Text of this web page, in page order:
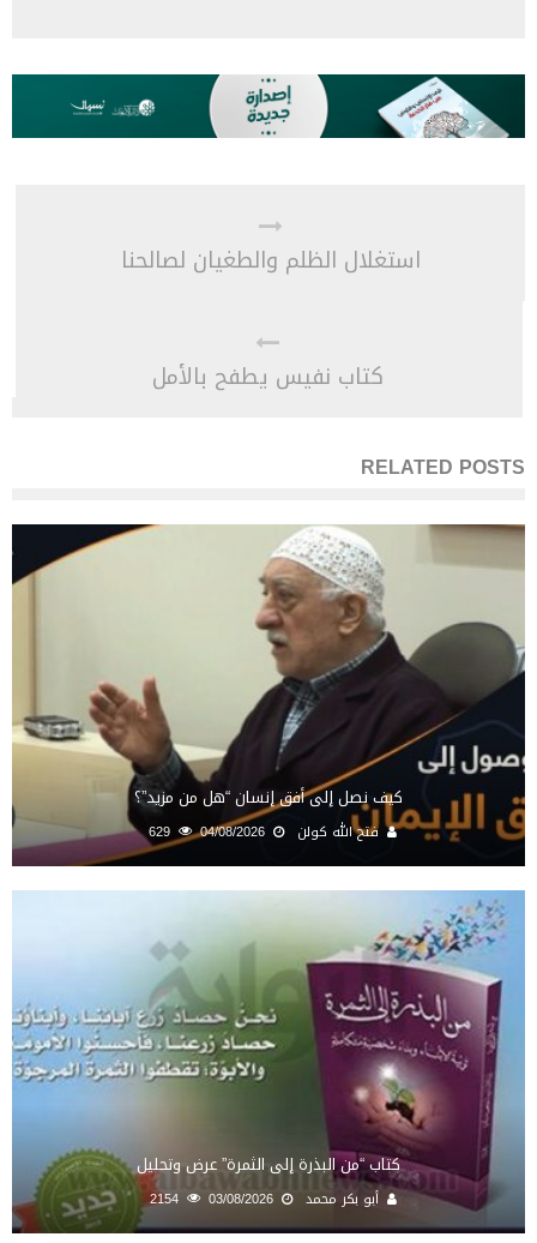
استغلال الظلم والطغيان لصالحنا
كتاب نفيس يطفح بالأمل
RELATED POSTS
كيف نصل إلى أفق إنسان “هل من مزيد”؟
فتح الله كولن 04/08/2026
629
كتاب “من البذرة إلى الثمرة” عرض وتحليل
أبو بكر محمد 03/08/2026
2154